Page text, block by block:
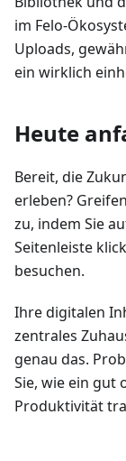
im Felo-
Uploads,
ein wirklich
Heute
Bereit, die
erleben?
zu, indem Sie
Seitenleiste
besuchen.
Ihre digitalen
zentrales
genau das.
Sie, wie ein gut
Produktivität